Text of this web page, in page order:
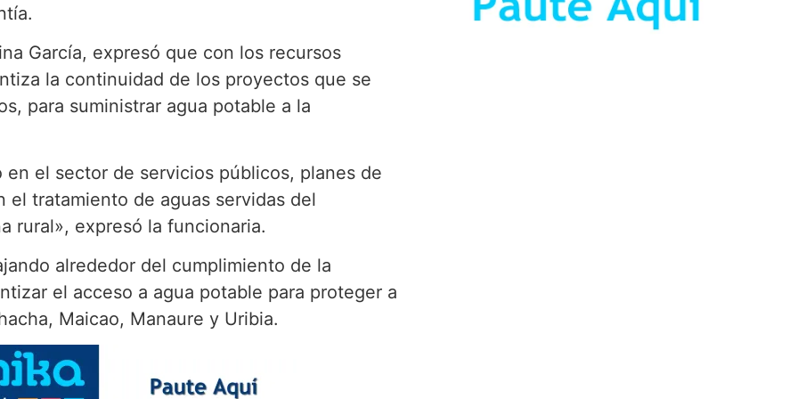
García, expresó que con los recursos
la continuidad de los proyectos que se
para suministrar agua potable a la
el sector de servicios públicos, planes de
el tratamiento de aguas servidas del
rural», expresó la funcionaria.
alrededor del cumplimiento de la
el acceso a agua potable para proteger a
Maicao, Manaure y Uribia.